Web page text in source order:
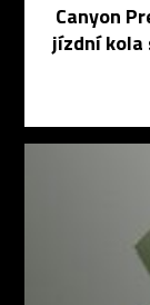
Canyon
jízdní kola